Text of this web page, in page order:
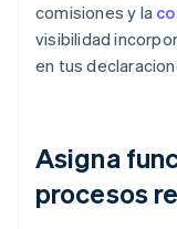
comisiones y la
visibilidad
en tus
Asigna
procesos